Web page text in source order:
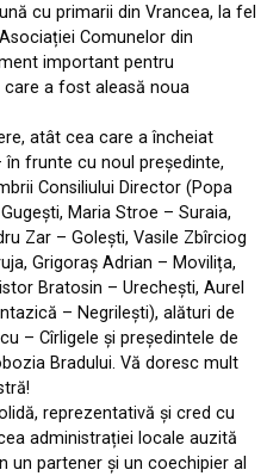
cu primarii din Vrancea, la fel
Comunelor din
important pentru
a fost aleasă noua
atât cea care a încheiat
frunte cu noul președinte,
Consiliului Director (Popa
Maria Stroe – Suraia,
Zar – Golești, Vasile Zbîrciog
Grigoraș Adrian – Movilița,
Bratosin – Urechești, Aurel
– Negrilești), alături de
– Cîrligele și președintele de
Bradului. Vă doresc mult
reprezentativă și cred cu
administrației locale auzită
un partener și un coechipier al